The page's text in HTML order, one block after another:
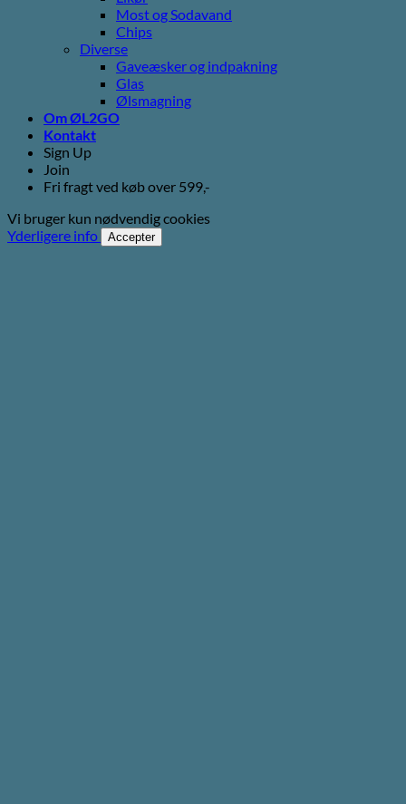
Most og Sodavand
Chips
Diverse
Gaveæsker og indpakning
Glas
Ølsmagning
Om ØL2GO
Kontakt
Sign Up
Join
Fri fragt ved køb over 599,-
Vi bruger kun nødvendig cookies
Yderligere info
Accepter